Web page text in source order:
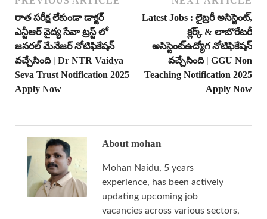
రాత పరీక్ష లేకుండా డాక్టర్
ఎన్టీఆర్ వైద్య సేవా ట్రస్ట్ లో
జనరల్ మేనేజర్ నోటిఫికేషన్
వచ్చేసింది | Dr NTR Vaidya
Seva Trust Notification 2025
Apply Now
Latest Jobs : లైబ్రరీ అసిస్టెంట్,
క్లర్క్ & లాబొరేటరీ
అసిస్టెంట్ఉద్యోగ నోటిఫికేషన్
వచ్చేసింది | GGU Non
Teaching Notification 2025
Apply Now
About mohan
Mohan Naidu, 5 years
experience, has been actively
updating upcoming job
vacancies across various sectors,